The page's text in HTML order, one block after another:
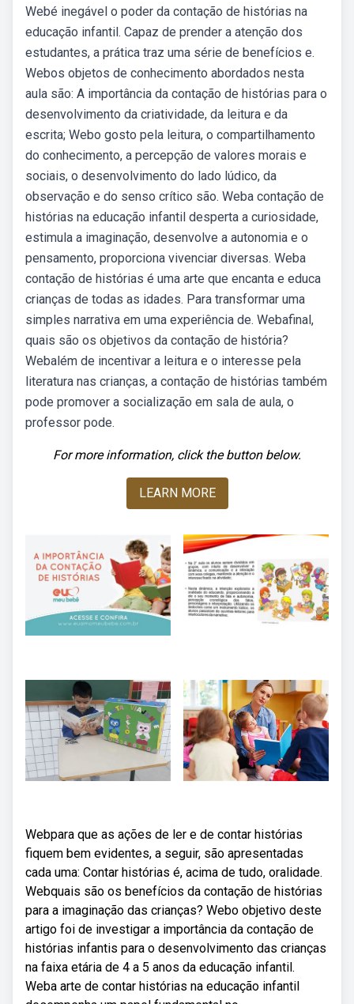
Webé inegável o poder da contação de histórias na
educação infantil. Capaz de prender a atenção dos
estudantes, a prática traz uma série de benefícios e.
Webos objetos de conhecimento abordados nesta
aula são: A importância da contação de histórias para o
desenvolvimento da criatividade, da leitura e da
escrita; Webo gosto pela leitura, o compartilhamento
do conhecimento, a percepção de valores morais e
sociais, o desenvolvimento do lado lúdico, da
observação e do senso crítico são. Weba contação de
histórias na educação infantil desperta a curiosidade,
estimula a imaginação, desenvolve a autonomia e o
pensamento, proporciona vivenciar diversas. Weba
contação de histórias é uma arte que encanta e educa
crianças de todas as idades. Para transformar uma
simples narrativa em uma experiência de. Webafinal,
quais são os objetivos da contação de história?
Webalém de incentivar a leitura e o interesse pela
literatura nas crianças, a contação de histórias também
pode promover a socialização em sala de aula, o
professor pode.
For more information, click the button below.
LEARN MORE
Webpara que as ações de ler e de contar histórias
fiquem bem evidentes, a seguir, são apresentadas
cada uma: Contar histórias é, acima de tudo, oralidade.
Webquais são os benefícios da contação de histórias
para a imaginação das crianças? Webo objetivo deste
artigo foi de investigar a importância da contação de
histórias infantis para o desenvolvimento das crianças
na faixa etária de 4 a 5 anos da educação infantil.
Weba arte de contar histórias na educação infantil